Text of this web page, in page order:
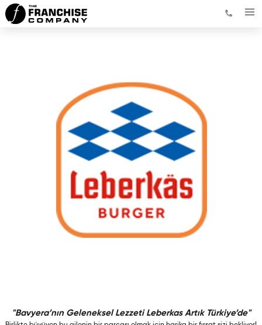
"Bavyera’nın Geleneksel Lezzeti Leberkas Artık Türkiye’de"